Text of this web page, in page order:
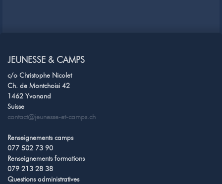
JEUNESSE & CAMPS
c/o Christophe Nicolet
Ch. de Montchoisi 42
1462 Yvonand
Suisse
contact@jeunesse-et-camps.ch
Renseignements camps
077 502 73 90
Renseignements formations
079 213 28 38
Questions administratives